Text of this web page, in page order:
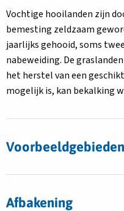
Vochtige hooilanden zijn
bemesting zeldzaam
jaarlijks gehooid, soms
nabeweiding. De
het herstel van een
mogelijk is, kan bekalking
Voorbeeldgebieden
Afbakening